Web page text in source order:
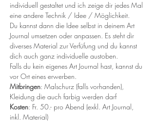
individuell gestaltet und ich zeige dir jedes Mal
eine andere Technik / Idee / Möglichkeit.
Du kannst dann die Idee selbst in deinem Art
Journal umsetzen oder anpassen. Es steht dir
diverses Material zur Verfüfung und du kannst
dich auch ganz individuelle austoben.
Falls du kein eigenes Art Journal hast, kannst du
vor Ort eines erwerben.
Mitbringen: Malschurz (falls vorhanden),
Kleidung die auch farbig werden darf
Kosten: Fr. 50.- pro Abend (exkl. Art Journal,
inkl. Material)